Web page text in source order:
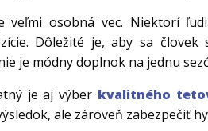
veľmi osobná vec. Niektorí
Dôležité je, aby sa
je módny doplnok na jednu
je aj výber kvalitného
ale zároveň zabezpečiť